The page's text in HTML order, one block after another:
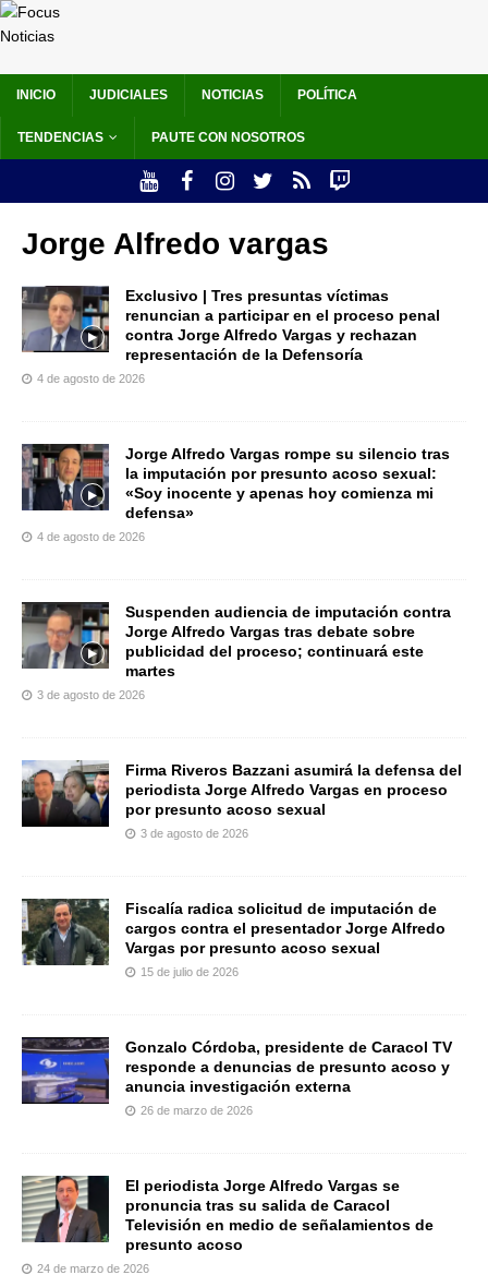
INICIO JUDICIALES NOTICIAS POLÍTICA
TENDENCIAS PAUTE CON NOSOTROS
Jorge Alfredo vargas
Exclusivo | Tres presuntas víctimas
renuncian a participar en el proceso penal
contra Jorge Alfredo Vargas y rechazan
representación de la Defensoría
4 de agosto de 2026
Jorge Alfredo Vargas rompe su silencio tras
la imputación por presunto acoso sexual:
«Soy inocente y apenas hoy comienza mi
defensa»
4 de agosto de 2026
Suspenden audiencia de imputación contra
Jorge Alfredo Vargas tras debate sobre
publicidad del proceso; continuará este
martes
3 de agosto de 2026
Firma Riveros Bazzani asumirá la defensa del
periodista Jorge Alfredo Vargas en proceso
por presunto acoso sexual
3 de agosto de 2026
Fiscalía radica solicitud de imputación de
cargos contra el presentador Jorge Alfredo
Vargas por presunto acoso sexual
15 de julio de 2026
Gonzalo Córdoba, presidente de Caracol TV
responde a denuncias de presunto acoso y
anuncia investigación externa
26 de marzo de 2026
El periodista Jorge Alfredo Vargas se
pronuncia tras su salida de Caracol
Televisión en medio de señalamientos de
presunto acoso
24 de marzo de 2026